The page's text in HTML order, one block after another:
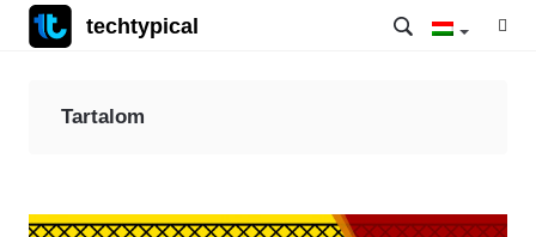
techtypical
Tartalom